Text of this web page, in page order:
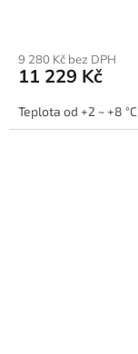
9 280 Kč bez DPH
11 229 Kč
Teplota od +2 ~ +8 °C